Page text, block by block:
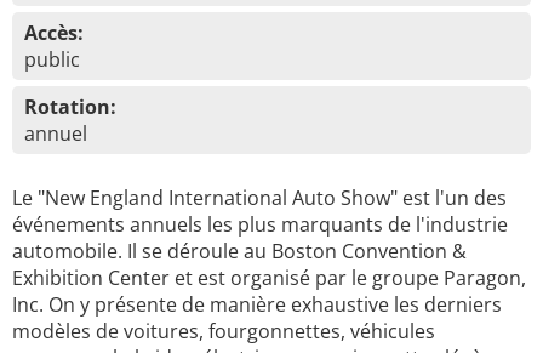
Accès:
public
Rotation:
annuel
Le "New England International Auto Show" est l'un des
événements annuels les plus marquants de l'industrie
automobile. Il se déroule au Boston Convention &
Exhibition Center et est organisé par le groupe Paragon,
Inc. On y présente de manière exhaustive les derniers
modèles de voitures, fourgonnettes, véhicules